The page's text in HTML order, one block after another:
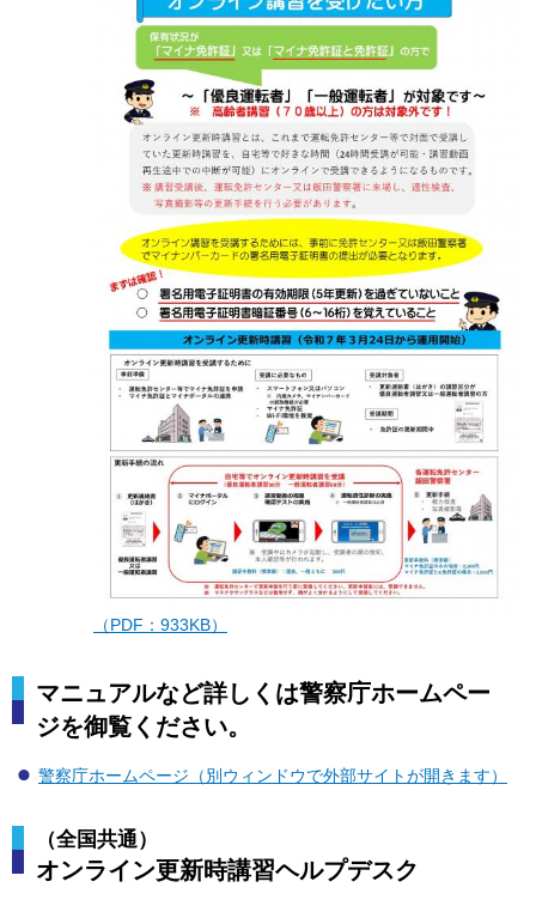
（PDF：933KB）
マニュアルなど詳しくは警察庁ホームペー
ジを御覧ください。
警察庁ホームページ（別ウィンドウで外部サイトが開きます）
（全国共通）
オンライン更新時講習ヘルプデスク